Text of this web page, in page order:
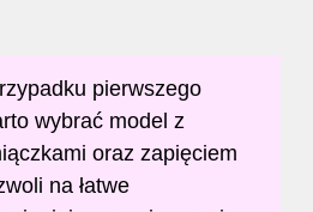
pierwszego
wybrać model z
oraz zapięciem
na łatwe